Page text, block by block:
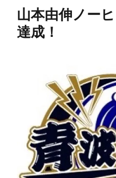
山本由伸ノー
達成！